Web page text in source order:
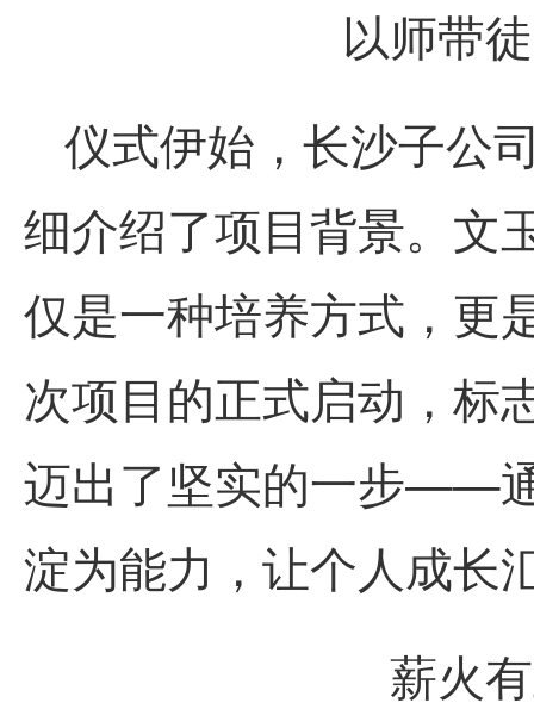
以师带
仪式伊始，长沙子公
细介绍了项目背景。文
仅是一种培养方式，更
次项目的正式启动，标
迈出了坚实的一步——
淀为能力，让个人成长
薪火